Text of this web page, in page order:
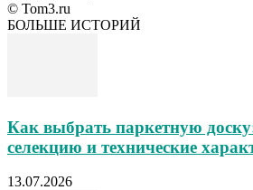
© Tom3.ru
БОЛЬШЕ ИСТОРИЙ
Как выбрать паркетную
селекцию и технические
13.07.2026